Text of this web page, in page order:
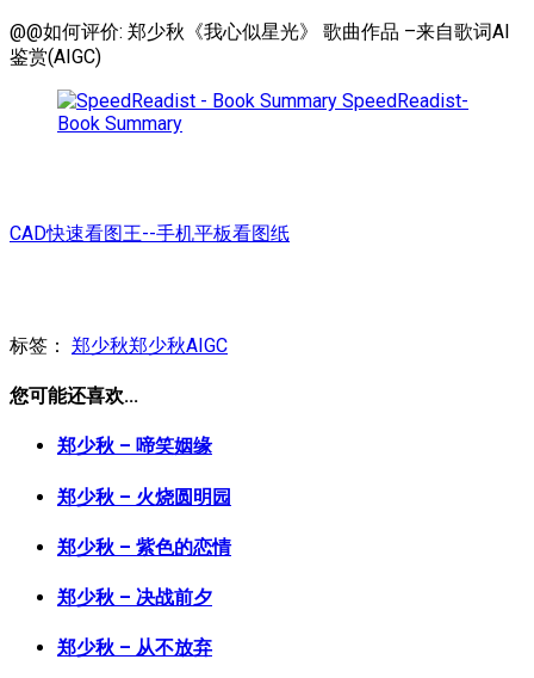
@@如何评价: 郑少秋《我心似星光》 歌曲作品 –来自歌词AI
鉴赏(AIGC)
SpeedReadist-
Book Summary
CAD快速看图王--手机平板看图纸
标签： 郑少秋郑少秋AIGC
您可能还喜欢...
郑少秋 – 啼笑姻缘
郑少秋 – 火烧圆明园
郑少秋 – 紫色的恋情
郑少秋 – 决战前夕
郑少秋 – 从不放弃